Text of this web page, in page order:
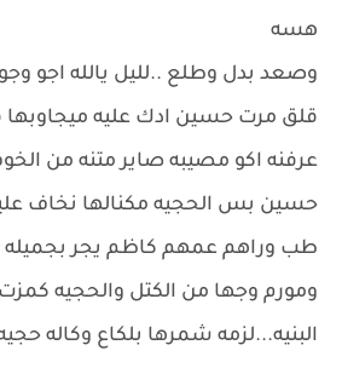
هسه
وصعد بدل وطلع ..لليل يالله اجو
قلق مرت حسين ادك عليه
عرفنه اكو مصيبه صاير متنه من
حسين بس الحجيه مكنالها نخاف
طب وراهم عمهم كاظم يجر
ومورم وجها من الكتل والحجيه
البنيه...لزمه شمرها بلكاع وكاله